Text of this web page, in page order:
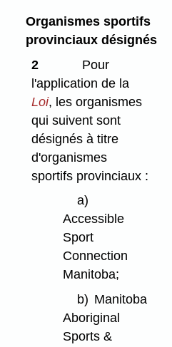
Organismes sportifs
provinciaux désignés
2
Pour
l'application de la
Loi, les organismes
qui suivent sont
désignés à titre
d'organismes
sportifs provinciaux :
a)
Accessible
Sport
Connection
Manitoba;
b) Manitoba
Aboriginal
Sports &